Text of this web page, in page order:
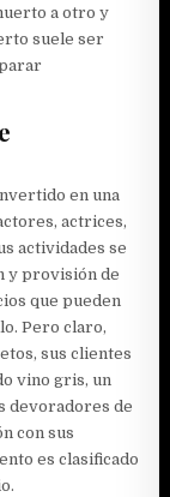
a otro y
suele ser
en una
actrices,
actividades se
y provisión de
que pueden
Pero claro,
sus clientes
vino gris, un
devoradores de
con sus
es clasificado